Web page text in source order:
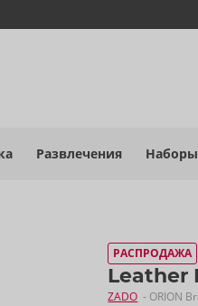
Развлечения Наборы
РАСПРОДАЖА
Leather
ZADO - ORION